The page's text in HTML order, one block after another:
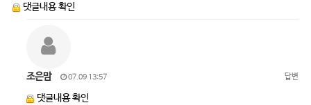
댓글내용 확인
조은맘 07.09 13:57 답변
댓글내용 확인